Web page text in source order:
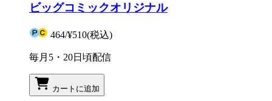
ビッグコミックオリジナル
464/¥510(税込)
毎月5・20日頃配信
カートに追加